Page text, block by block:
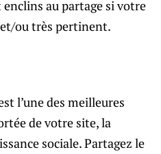
au partage si votre
ou très pertinent.
l’une des meilleures
de votre site, la
sociale. Partagez le